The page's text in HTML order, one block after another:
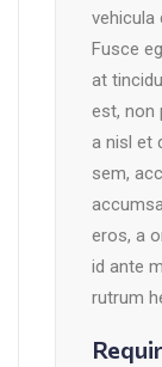
vehicula
Fusce
at
est, non
a nisl et
sem,
eros, a
id ante
rutrum